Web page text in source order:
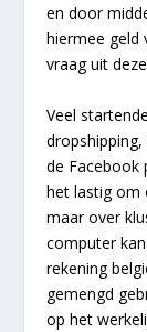
en door
hiermee geld
vraag uit
Veel
de Facebook
het lastig om
maar over
computer
rekening
gemengd
op het